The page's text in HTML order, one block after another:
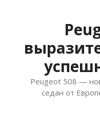
Peugeot 508 —
седан от